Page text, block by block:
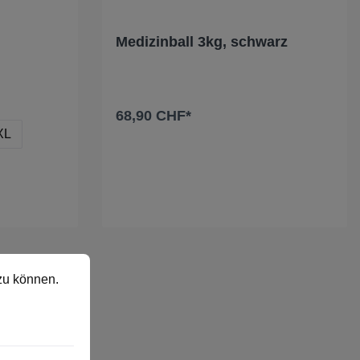
Medizinball 3kg, schwarz
68,90 CHF*
Mehr Informationen ...
können.